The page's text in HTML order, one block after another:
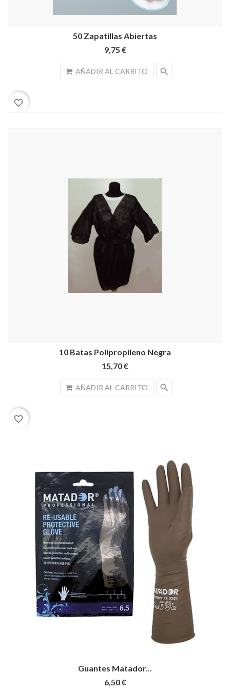
50 Zapatillas Abiertas
9,75 €
AÑADIR AL CARRITO search
favorite_border
10 Batas Polipropileno Negra
15,70 €
AÑADIR AL CARRITO search
favorite_border
Guantes Matador...
6,50 €